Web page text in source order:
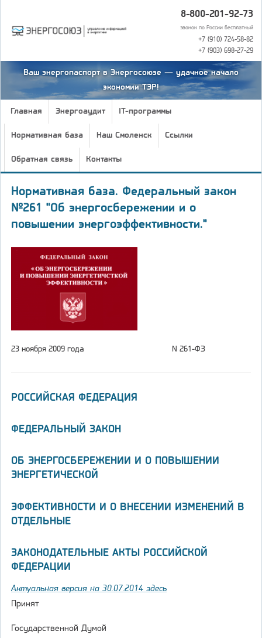
8-800-201-92-73
звонок по России бесплатный
+7 (910) 724-58-82
+7 (903) 698-27-29
Ваш энергопаспорт в Энергосоюзе — удачное начало
экономии ТЭР!
Главная Энергоаудит IT-программы
Нормативная база Наш Смоленск Ссылки
Обратная связь Контакты
Нормативная база. Федеральный закон
№261 "Об энергосбережении и о
повышении энергоэффективности."
23 ноября 2009 года N 261-ФЗ
РОССИЙСКАЯ ФЕДЕРАЦИЯ
ФЕДЕРАЛЬНЫЙ ЗАКОН
ОБ ЭНЕРГОСБЕРЕЖЕНИИ И О ПОВЫШЕНИИ
ЭНЕРГЕТИЧЕСКОЙ
ЭФФЕКТИВНОСТИ И О ВНЕСЕНИИ ИЗМЕНЕНИЙ В
ОТДЕЛЬНЫЕ
ЗАКОНОДАТЕЛЬНЫЕ АКТЫ РОССИЙСКОЙ
ФЕДЕРАЦИИ
Актуальная версия на 30.07.2014 здесь
Принят
Государственной Думой